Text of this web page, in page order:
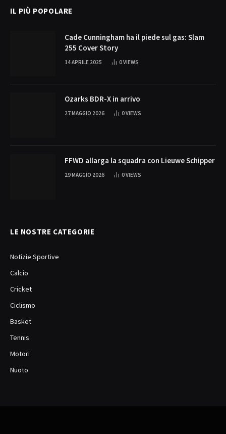
IL PIÙ POPOLARE
Cade Cunningham ha il piede sul gas: Slam
255 Cover Story
14 APRILE 2025 0VIEWS
Ozarks BDR-X in arrivo
27 MAGGIO 2026 0VIEWS
FFWD allarga la squadra con Lieuwe Schipper
29 MAGGIO 2026 0VIEWS
LE NOSTRE CATEGORIE
Notizie Sportive
Calcio
Cricket
Ciclismo
Basket
Tennis
Motori
Nuoto